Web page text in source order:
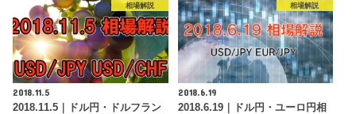
相場解説
2018.11.5
2018.11.5｜ドル円・ドルフラン
相場解説
2018.6.19
2018.6.19｜ドル円・ユーロ円相